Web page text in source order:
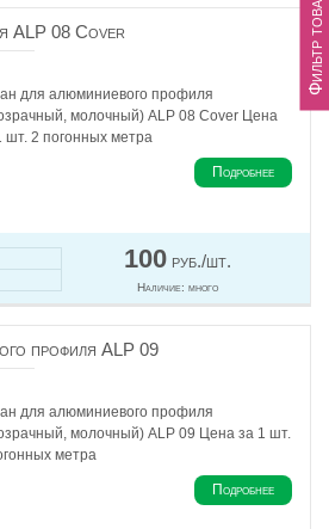
ALP 08 Cover
для алюминиевого профиля
молочный) ALP 08 Cover Цена
шт. 2 погонных метра
Подробнее
100руб./шт.
Наличие: много
профиля ALP 09
для алюминиевого профиля
молочный) ALP 09 Цена за 1 шт.
метра
Подробнее
Фильтр товаров